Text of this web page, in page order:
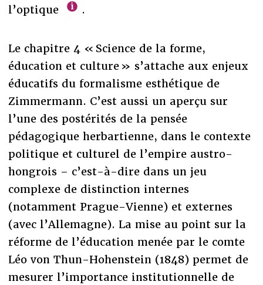
l’optique
.
Le chapitre 4 « Science de la forme,
éducation et culture » s’attache aux enjeux
éducatifs du formalisme esthétique de
Zimmermann. C’est aussi un aperçu sur
l’une des postérités de la pensée
pédagogique herbartienne, dans le contexte
politique et culturel de l’empire austro-
hongrois – c’est-à-dire dans un jeu
complexe de distinction internes
(notamment Prague-Vienne) et externes
(avec l’Allemagne). La mise au point sur la
réforme de l’éducation menée par le comte
Léo von Thun-Hohenstein (1848) permet de
mesurer l’importance institutionnelle de